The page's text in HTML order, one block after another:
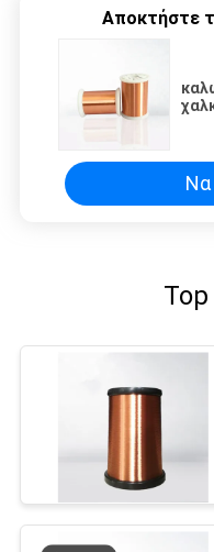
Αποκτήστε
Να